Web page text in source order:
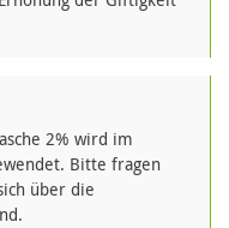
2% wird im
Bitte fragen
über die